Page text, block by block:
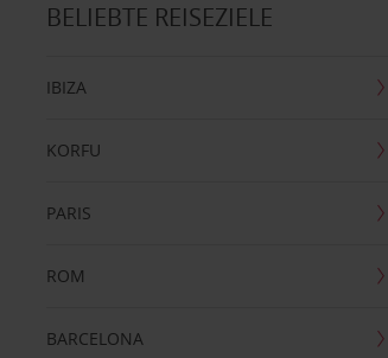
BELIEBTE REISEZIELE
IBIZA
KORFU
PARIS
ROM
BARCELONA